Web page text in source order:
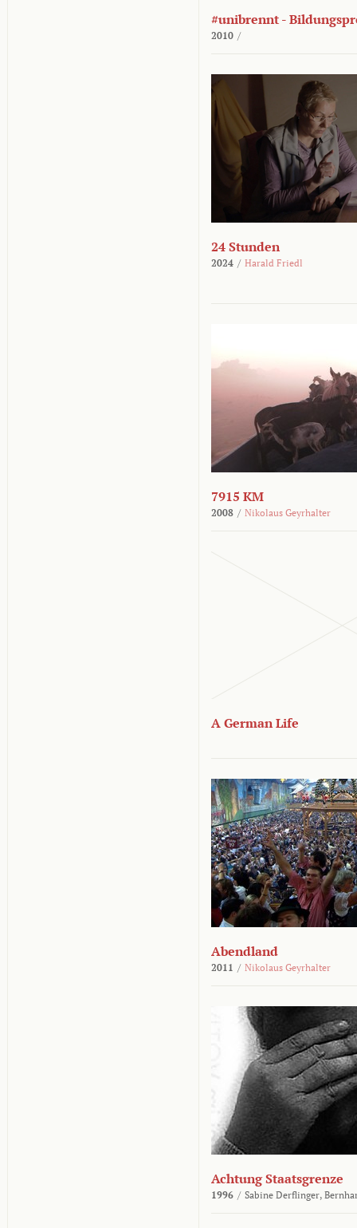
#unibrennt -
2010 /
24 Stunden
2024 / Harald Friedl
7915 KM
2008 / Nikolaus Geyrhalter
A German Life
Abendland
2011 / Nikolaus Geyrhalter
Achtung Staatsgrenze
1996 / Sabine Derflinger,